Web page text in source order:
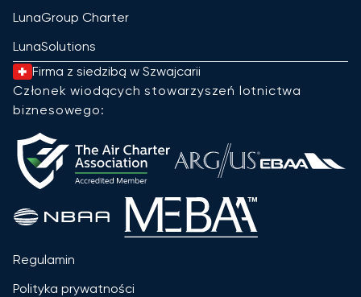
LunaGroup Charter
LunaSolutions
Firma z siedzibą w Szwajcarii
Członek wiodących stowarzyszeń lotnictwa
biznesowego:
Regulamin
Polityka prywatności